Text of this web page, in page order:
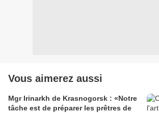
Vous aimerez aussi
Mgr Irinarkh de Krasnogorsk : «Notre
tâche est de préparer les prêtres de